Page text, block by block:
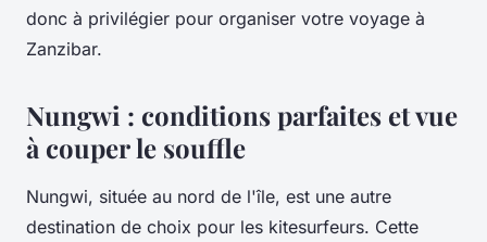
donc à privilégier pour organiser votre voyage à
Zanzibar.
Nungwi : conditions parfaites et vue
à couper le souffle
Nungwi, située au nord de l'île, est une autre
destination de choix pour les kitesurfeurs. Cette